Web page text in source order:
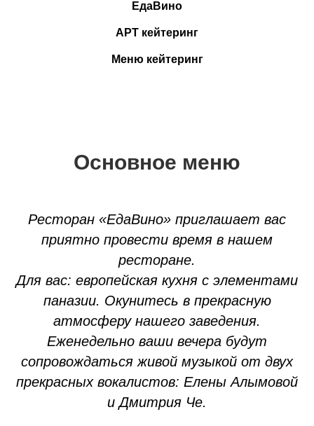
ЕдаВино
АРТ кейтеринг
Меню кейтеринг
Основное меню
Ресторан «ЕдаВино» приглашает вас
приятно провести время в нашем
ресторане.
Для вас: европейская кухня с элементами
паназии. Окунитесь в прекрасную
атмосферу нашего заведения.
Еженедельно ваши вечера будут
сопровождаться живой музыкой от двух
прекрасных вокалистов: Елены Алымовой
и Дмитрия Че.